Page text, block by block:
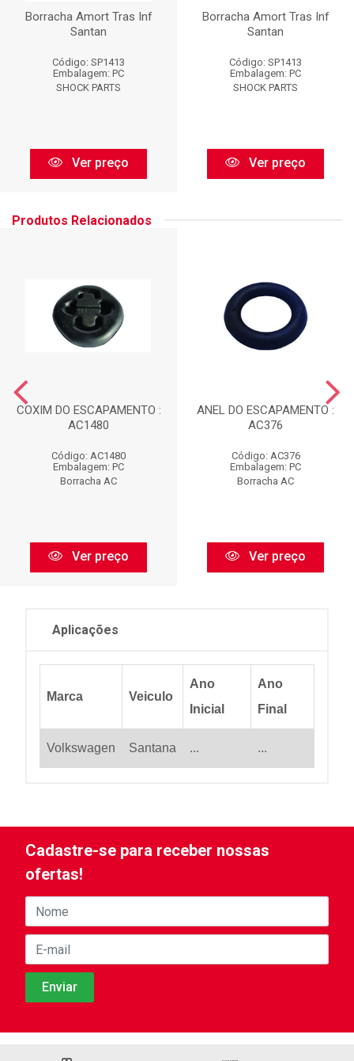
Borracha Amort Tras Inf
Santan
Código: SP1413
Embalagem: PC
SHOCK PARTS
Ver preço
Borracha Amort Tras Inf
Santan
Código: SP1413
Embalagem: PC
SHOCK PARTS
Ver preço
Produtos Relacionados
COXIM DO ESCAPAMENTO :
AC1480
Código: AC1480
Embalagem: PC
Borracha AC
Ver preço
ANEL DO ESCAPAMENTO :
AC376
Código: AC376
Embalagem: PC
Borracha AC
Ver preço
Aplicações
Marca Veiculo
Ano
Inicial
Ano
Final
Volkswagen Santana ... ...
Cadastre-se para receber nossas
ofertas!